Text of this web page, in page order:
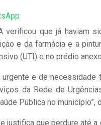
verificou que já haviam
e da farmácia e a
(UTI) e no prédio
e de
da Rede de
Pública no
justifica que perdure até